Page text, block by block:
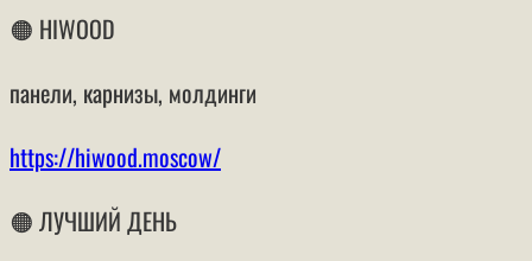
🟠 HIWOOD
панели, карнизы, молдинги
https://hiwood.moscow/
🟠 ЛУЧШИЙ ДЕНЬ